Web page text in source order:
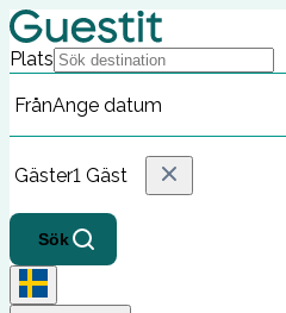
Plats
FrånAnge datum
Gäster1 Gäst
Sök